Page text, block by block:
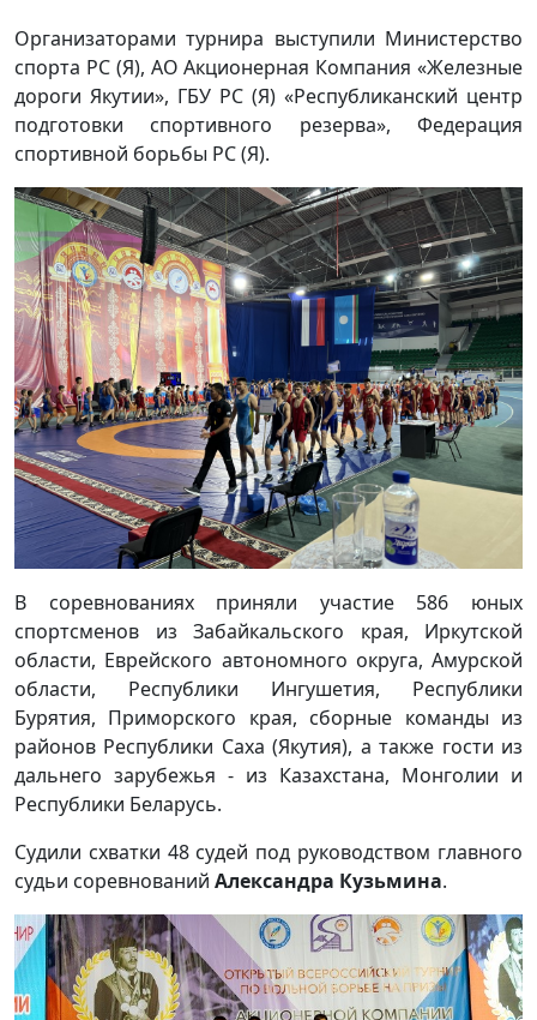
Организаторами турнира выступили Министерство
спорта РС (Я), АО Акционерная Компания «Железные
дороги Якутии», ГБУ РС (Я) «Республиканский центр
подготовки спортивного резерва», Федерация
спортивной борьбы РС (Я).
В соревнованиях приняли участие 586 юных
спортсменов из Забайкальского края, Иркутской
области, Еврейского автономного округа, Амурской
области, Республики Ингушетия, Республики
Бурятия, Приморского края, сборные команды из
районов Республики Саха (Якутия), а также гости из
дальнего зарубежья - из Казахстана, Монголии и
Республики Беларусь.
Судили схватки 48 судей под руководством главного
судьи соревнований Александра Кузьмина.